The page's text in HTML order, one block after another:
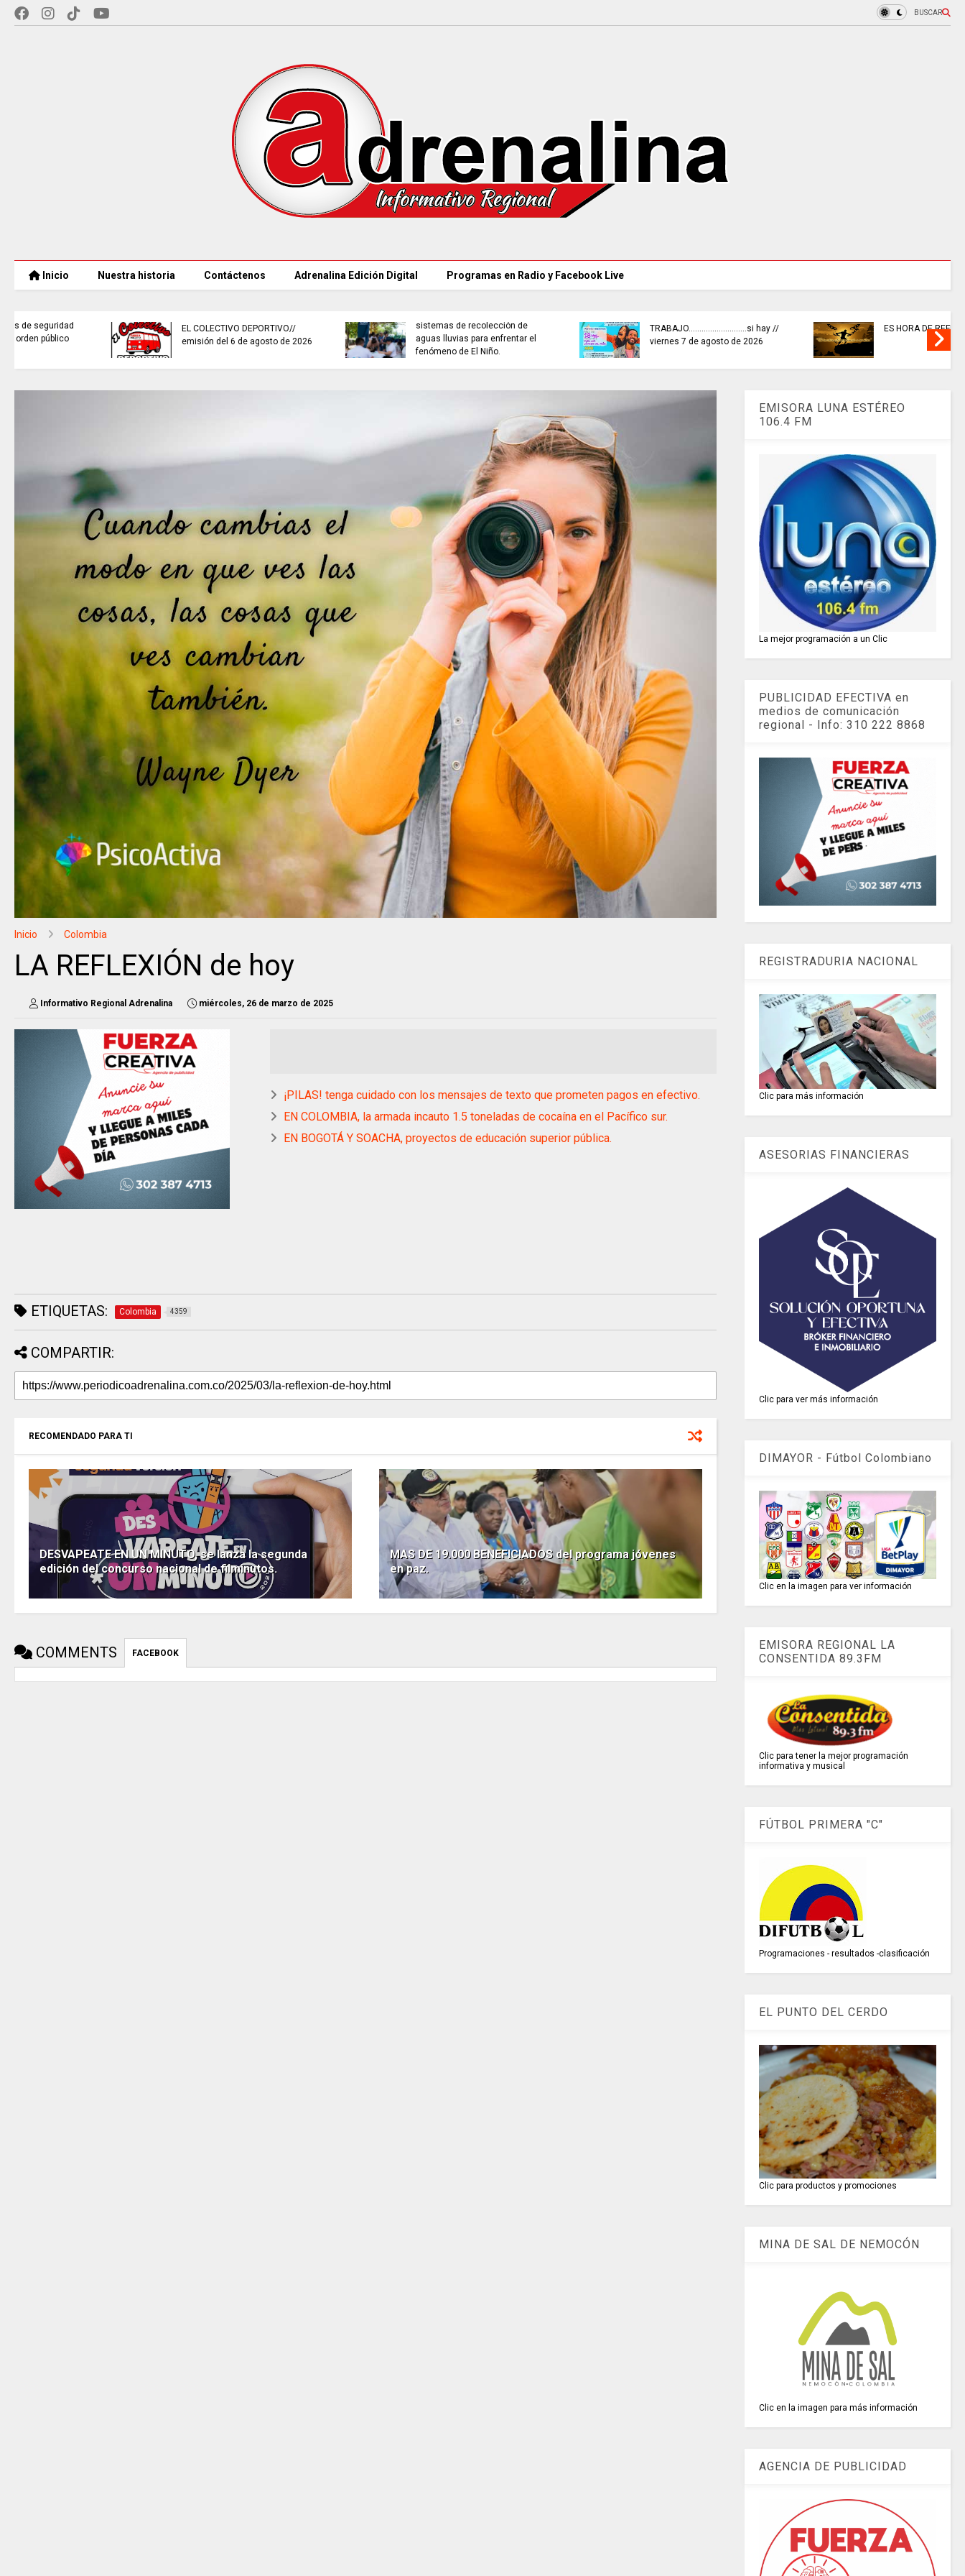
BUSCAR
Inicio Nuestra historia Contáctenos Adrenalina Edición Digital Programas en Radio y Facebook Live
sistemas de recolección de
aguas lluvias para enfrentar el
fenómeno de El Niño.
TRABAJO...........................si hay //
viernes 7 de agosto de 2026
ES HORA DE REFLEXIONAR
invitaciones públicas para
fortalecer las economías
culturales y creativas.
Inicio Colombia
LA REFLEXIÓN de hoy
Informativo Regional Adrenalina miércoles, 26 de marzo de 2025
¡PILAS! tenga cuidado con los mensajes de texto que prometen pagos en efectivo.
EN COLOMBIA, la armada incauto 1.5 toneladas de cocaína en el Pacífico sur.
EN BOGOTÁ Y SOACHA, proyectos de educación superior pública.
ETIQUETAS: Colombia 4359
COMPARTIR:
RECOMENDADO PARA TI
DESVAPEATE EN UN MINUTO, se lanza la segunda
edición del concurso nacional de filminutos.
MAS DE 19.000 BENEFICIADOS del programa jóvenes
en paz.
COMMENTS FACEBOOK
EMISORA LUNA ESTÉREO
106.4 FM
La mejor programación a un Clic
PUBLICIDAD EFECTIVA en
medios de comunicación
regional - Info: 310 222 8868
REGISTRADURIA NACIONAL
Clic para más información
ASESORIAS FINANCIERAS
Clic para ver más información
DIMAYOR - Fútbol Colombiano
Clic en la imagen para ver información
EMISORA REGIONAL LA
CONSENTIDA 89.3FM
Clic para tener la mejor programación
informativa y musical
FÚTBOL PRIMERA "C"
Programaciones - resultados -clasificación
EL PUNTO DEL CERDO
Clic para productos y promociones
MINA DE SAL DE NEMOCÓN
Clic en la imagen para más información
AGENCIA DE PUBLICIDAD